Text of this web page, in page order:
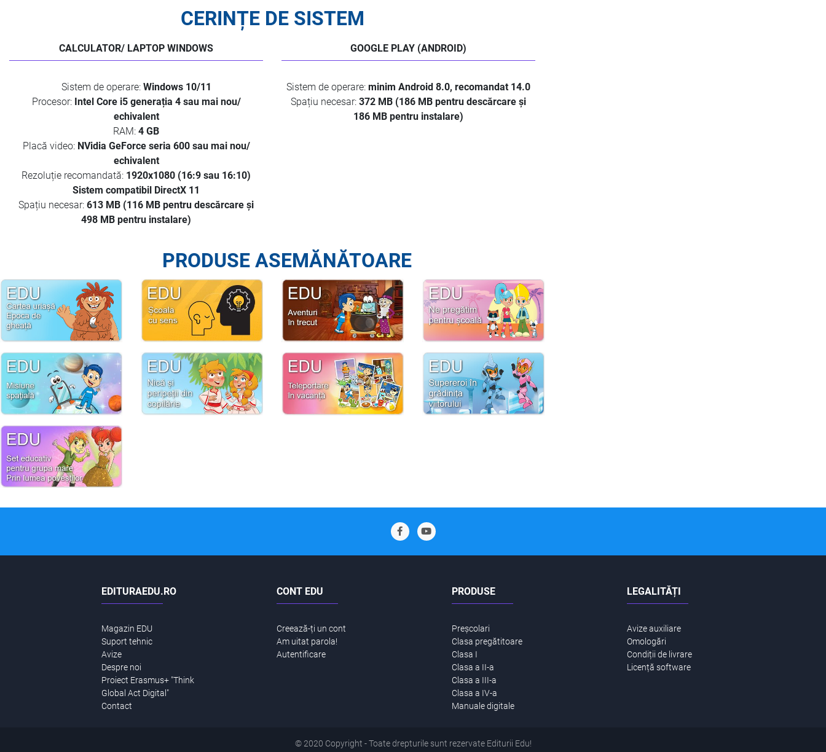
CERINȚE DE SISTEM
CALCULATOR/ LAPTOP WINDOWS
Sistem de operare: Windows 10/11
Procesor: Intel Core i5 generația 4 sau mai nou/
echivalent
RAM: 4 GB
Placă video: NVidia GeForce seria 600 sau mai nou/
echivalent
Rezoluție recomandată: 1920x1080 (16:9 sau 16:10)
Sistem compatibil DirectX 11
Spațiu necesar: 613 MB (116 MB pentru descărcare și
498 MB pentru instalare)
GOOGLE PLAY (ANDROID)
Sistem de operare: minim Android 8.0, recomandat 14.0
Spațiu necesar: 372 MB (186 MB pentru descărcare și
186 MB pentru instalare)
PRODUSE ASEMĂNĂTOARE
EDITURAEDU.RO
Magazin EDU
Suport tehnic
Avize
Despre noi
Proiect Erasmus+ "Think
Global Act Digital"
Contact
CONT EDU
Creează-ți un cont
Am uitat parola!
Autentificare
PRODUSE
Preșcolari
Clasa pregătitoare
Clasa I
Clasa a II-a
Clasa a III-a
Clasa a IV-a
Manuale digitale
LEGALITĂȚI
Avize auxiliare
Omologări
Condiții de livrare
Licență software
© 2020 Copyright - Toate drepturile sunt rezervate Editurii Edu!